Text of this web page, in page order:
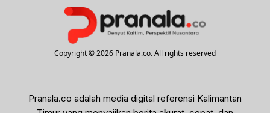
Copyright © 2026 Pranala.co. All rights reserved
Pranala.co adalah media digital referensi Kalimantan